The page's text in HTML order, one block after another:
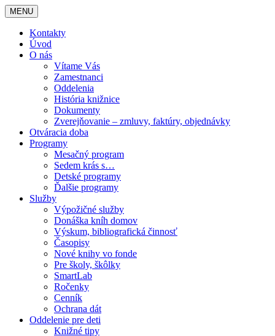
MENU
Kontakty
Úvod
O nás
Vítame Vás
Zamestnanci
Oddelenia
História knižnice
Dokumenty
Zverejňovanie – zmluvy, faktúry, objednávky
Otváracia doba
Programy
Mesačný program
Sedem krás s…
Detské programy
Ďalšie programy
Služby
Výpožičné služby
Donáška kníh domov
Výskum, bibliografická činnosť
Časopisy
Nové knihy vo fonde
Pre školy, škôlky
SmartLab
Ročenky
Cenník
Ochrana dát
Oddelenie pre deti
Knižné tipy